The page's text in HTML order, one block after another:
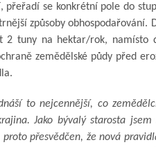
se konkrétní pole do
způsoby obhospodařování.
tuny na hektar/rok, namísto
zemědělské půdy před
to nejcennější, co
Jako bývalý starosta jsem
přesvědčen, že nová